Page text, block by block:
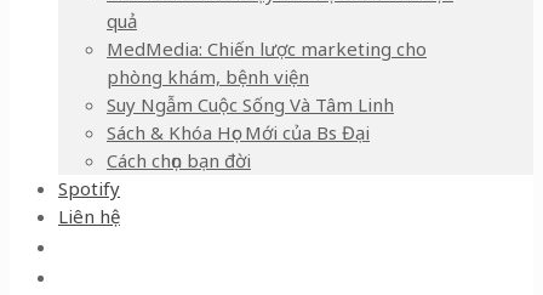
quả
MedMedia: Chiến lược marketing cho
phòng khám, bệnh viện
Suy Ngẫm Cuộc Sống Và Tâm Linh
Sách & Khóa Học Mới của Bs Đại
Cách chọn bạn đời
Spotify
Liên hệ